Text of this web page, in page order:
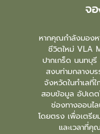
จ
หากคุณกำลังมองห
ชีวิตใหม่ VLA
ปากเกร็ด นนทบุ
สงบท่ามกลางบ
จังหวัดในทำเลที่
สอบข้อมูล อัปเดต
ช่องทางออนไ
โดยตรง เพื่อเตรี
และเวลาที่